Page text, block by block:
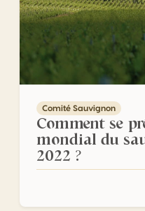
Comité Sauvignon
Comment se
mondial du
2022 ?